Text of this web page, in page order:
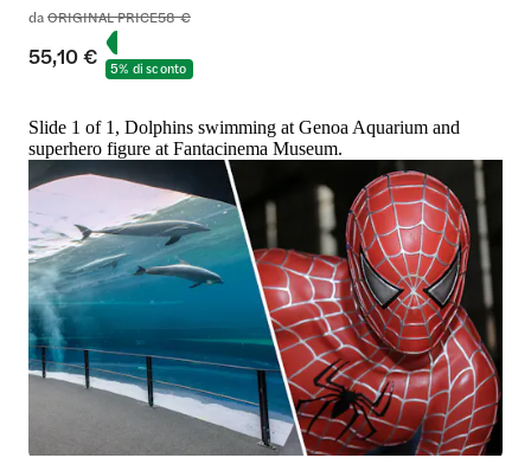
daORIGINAL PRICE58 €
55,10 € 5% di sconto
Slide 1 of 1, Dolphins swimming at Genoa Aquarium and
superhero figure at Fantacinema Museum.